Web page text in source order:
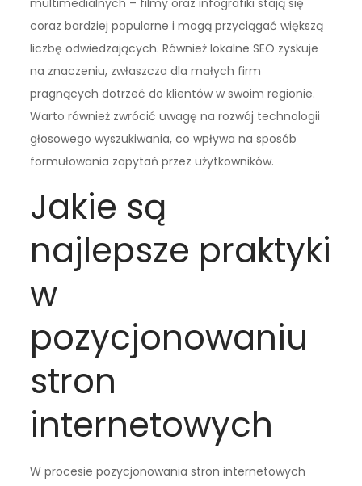
multimedialnych – filmy oraz infografiki stają się
coraz bardziej popularne i mogą przyciągać większą
liczbę odwiedzających. Również lokalne SEO zyskuje
na znaczeniu, zwłaszcza dla małych firm
pragnących dotrzeć do klientów w swoim regionie.
Warto również zwrócić uwagę na rozwój technologii
głosowego wyszukiwania, co wpływa na sposób
formułowania zapytań przez użytkowników.
Jakie są
najlepsze praktyki
w
pozycjonowaniu
stron
internetowych
W procesie pozycjonowania stron internetowych